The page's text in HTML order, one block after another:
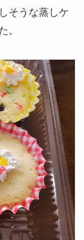
そうな蒸しケ
。